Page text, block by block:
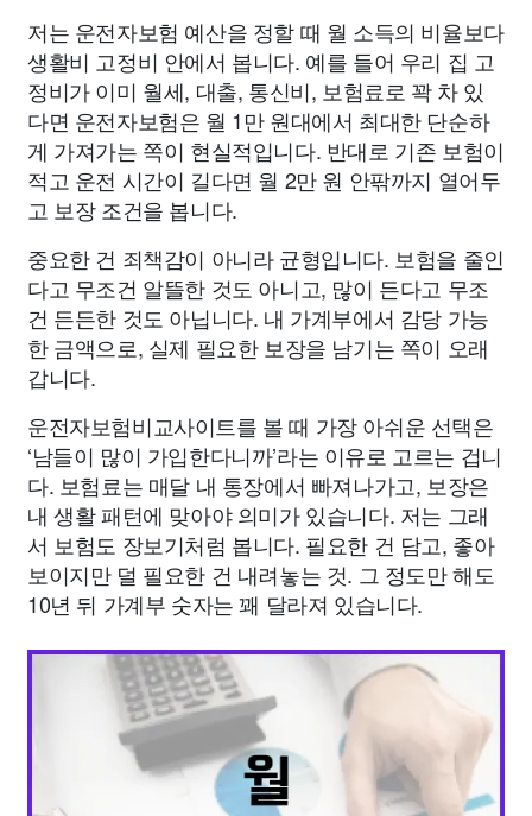
저는 운전자보험 예산을 정할 때 월 소득의 비율보다
생활비 고정비 안에서 봅니다. 예를 들어 우리 집 고
정비가 이미 월세, 대출, 통신비, 보험료로 꽉 차 있
다면 운전자보험은 월 1만 원대에서 최대한 단순하
게 가져가는 쪽이 현실적입니다. 반대로 기존 보험이
적고 운전 시간이 길다면 월 2만 원 안팎까지 열어두
고 보장 조건을 봅니다.
중요한 건 죄책감이 아니라 균형입니다. 보험을 줄인
다고 무조건 알뜰한 것도 아니고, 많이 든다고 무조
건 든든한 것도 아닙니다. 내 가계부에서 감당 가능
한 금액으로, 실제 필요한 보장을 남기는 쪽이 오래
갑니다.
운전자보험비교사이트를 볼 때 가장 아쉬운 선택은
‘남들이 많이 가입한다니까’라는 이유로 고르는 겁니
다. 보험료는 매달 내 통장에서 빠져나가고, 보장은
내 생활 패턴에 맞아야 의미가 있습니다. 저는 그래
서 보험도 장보기처럼 봅니다. 필요한 건 담고, 좋아
보이지만 덜 필요한 건 내려놓는 것. 그 정도만 해도
10년 뒤 가계부 숫자는 꽤 달라져 있습니다.